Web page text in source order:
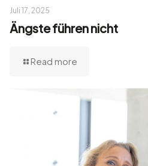
Juli 17, 2025
Ängste führen nicht
Read more